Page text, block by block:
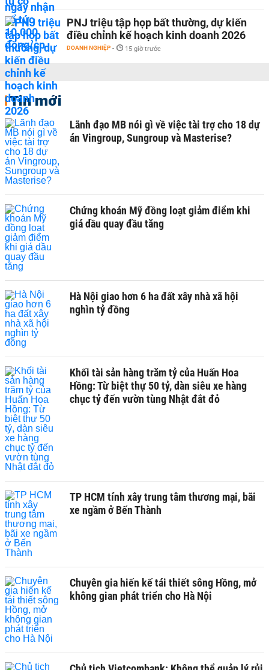
PNJ triệu tập họp bất thường, dự kiến
điều chỉnh kế hoạch kinh doanh 2026
DOANH NGHIỆP - 15 giờ trước
Tin mới
Lãnh đạo MB nói gì về việc tài trợ cho 18 dự
án Vingroup, Sungroup và Masterise?
Chứng khoán Mỹ đồng loạt giảm điểm khi
giá dầu quay đầu tăng
Hà Nội giao hơn 6 ha đất xây nhà xã hội
nghìn tỷ đồng
Khối tài sản hàng trăm tỷ của Huấn Hoa
Hồng: Từ biệt thự 50 tỷ, dàn siêu xe hàng
chục tỷ đến vườn tùng Nhật đắt đỏ
TP HCM tính xây trung tâm thương mại, bãi
xe ngầm ở Bến Thành
Chuyên gia hiến kế tái thiết sông Hồng, mở
không gian phát triển cho Hà Nội